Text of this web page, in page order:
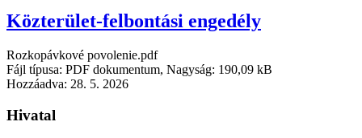
Közterület-felbontási engedély
Rozkopávkové povolenie.pdf
Fájl típusa: PDF dokumentum, Nagyság: 190,09 kB
Hozzáadva: 28. 5. 2026
Hivatal